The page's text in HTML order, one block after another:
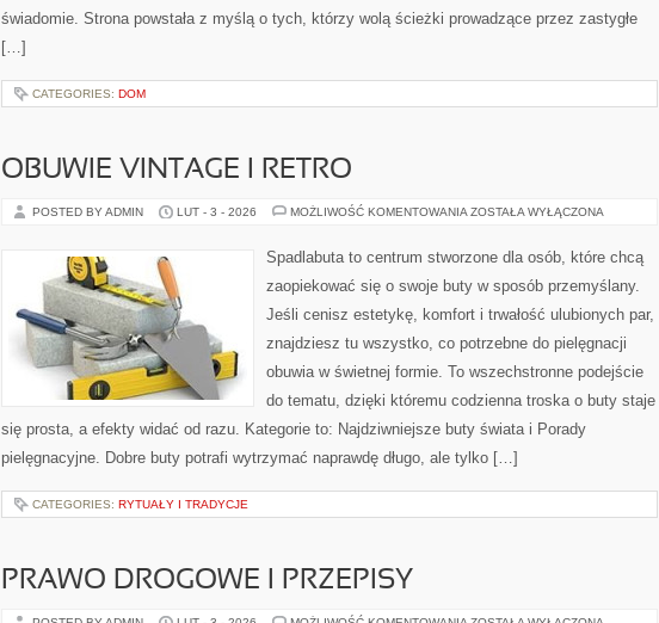
świadomie. Strona powstała z myślą o tych, którzy wolą ścieżki prowadzące przez zastygłe
[…]
CATEGORIES: DOM
OBUWIE VINTAGE I RETRO
POSTED BY ADMIN LUT - 3 - 2026 MOŻLIWOŚĆ KOMENTOWANIA OBUWIE
RETRO
ZOSTAŁA WYŁĄCZONA
Spadlabuta to centrum stworzone dla osób, które chcą
zaopiekować się o swoje buty w sposób przemyślany.
Jeśli cenisz estetykę, komfort i trwałość ulubionych par,
znajdziesz tu wszystko, co potrzebne do pielęgnacji
obuwia w świetnej formie. To wszechstronne podejście
do tematu, dzięki któremu codzienna troska o buty staje
się prosta, a efekty widać od razu. Kategorie to: Najdziwniejsze buty świata i Porady
pielęgnacyjne. Dobre buty potrafi wytrzymać naprawdę długo, ale tylko […]
CATEGORIES: RYTUAŁY I TRADYCJE
PRAWO DROGOWE I PRZEPISY